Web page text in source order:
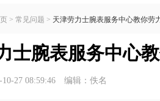
> 常见问题 > 天津劳力士腕表服务中心教你劳
士腕表服务中心
10-27 08:59:46 编辑：佚名